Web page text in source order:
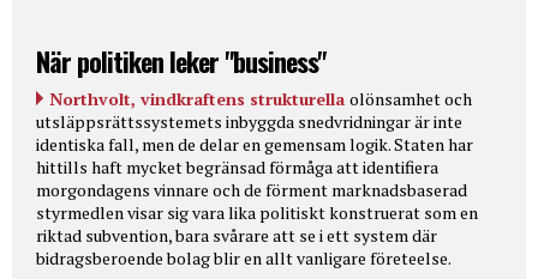
När politiken leker "business"
Northvolt, vindkraftens strukturella olönsamhet och
utsläppsrättssystemets inbyggda snedvridningar är inte
identiska fall, men de delar en gemensam logik. Staten har
hittills haft mycket begränsad förmåga att identifiera
morgondagens vinnare och de förment marknadsbaserad
styrmedlen visar sig vara lika politiskt konstruerat som en
riktad subvention, bara svårare att se i ett system där
bidragsberoende bolag blir en allt vanligare företeelse.